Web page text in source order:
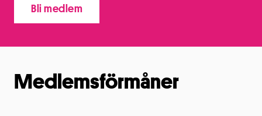
Bli medlem
Medlemsförmåner